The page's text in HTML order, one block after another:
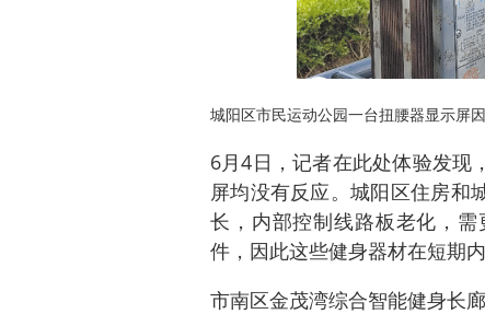
城阳区市民运动公园一台扭腰器显示屏因
6月4日，记者在此处体验发现
屏均没有反应。城阳区住房和
长，内部控制线路板老化，
件，因此这些健身器材在短期内
市南区金茂湾综合智能健身长